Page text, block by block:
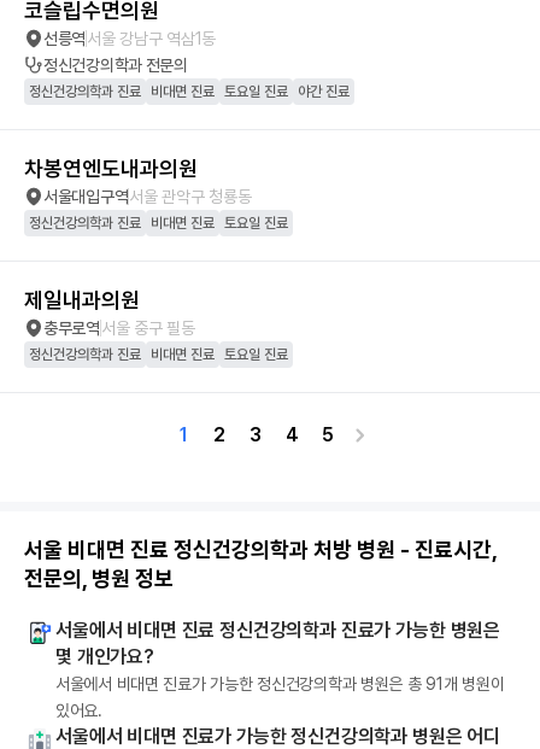
코슬립수면의원
선릉역서울 강남구 역삼1동
정신건강의학과전문의
정신건강의학과 진료 비대면 진료 토요일 진료 야간 진료
차봉연엔도내과의원
서울대입구역서울 관악구 청룡동
정신건강의학과 진료 비대면 진료 토요일 진료
제일내과의원
충무로역서울 중구 필동
정신건강의학과 진료 비대면 진료 토요일 진료
1 2 3 4 5
서울 비대면 진료 정신건강의학과 처방 병원 - 진료시간,
전문의, 병원 정보
서울에서 비대면 진료 정신건강의학과 진료가 가능한 병원은
몇 개인가요?
서울에서 비대면 진료가 가능한 정신건강의학과 병원은 총 91개 병원이
있어요.
서울에서 비대면 진료가 가능한 정신건강의학과 병원은 어디